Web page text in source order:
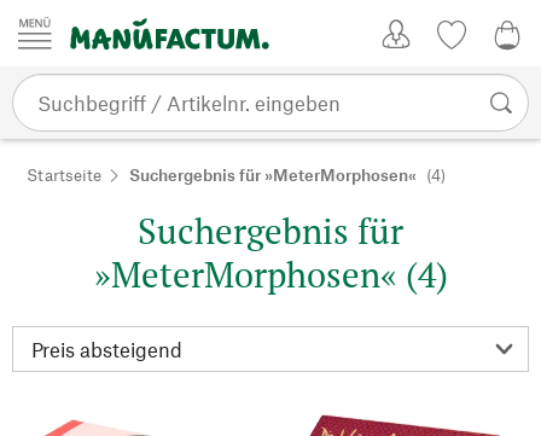
Zum Inhalt springen
Startseite Suchergebnis für »MeterMorphosen« (4)
Suchergebnis für
»MeterMorphosen« (4)